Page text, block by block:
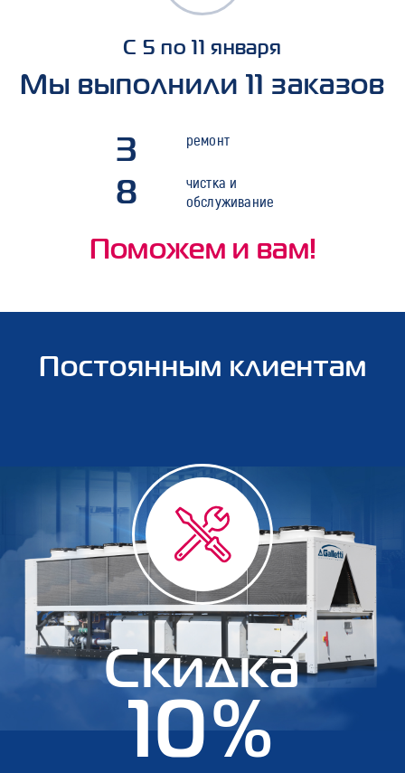
С 5 по 11 января
Мы выполнили 11 заказов
3 ремонт
8
чистка и
обслуживание
Поможем и вам!
Постоянным клиентам
Скидка
10%